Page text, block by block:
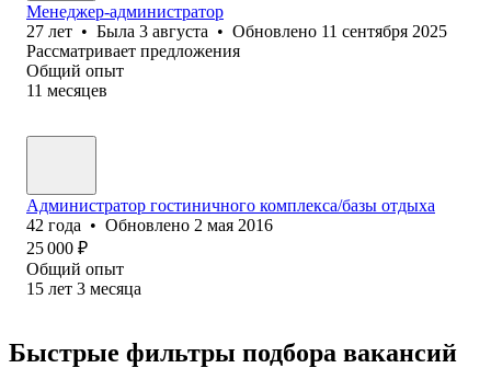
Менеджер-администратор
27 лет • Была 3 августа • Обновлено 11 сентября 2025
Рассматривает предложения
Общий опыт
11 месяцев
Администратор гостиничного комплекса/базы отдыха
42 года • Обновлено 2 мая 2016
25 000 ₽
Общий опыт
15 лет 3 месяца
Быстрые фильтры подбора вакансий